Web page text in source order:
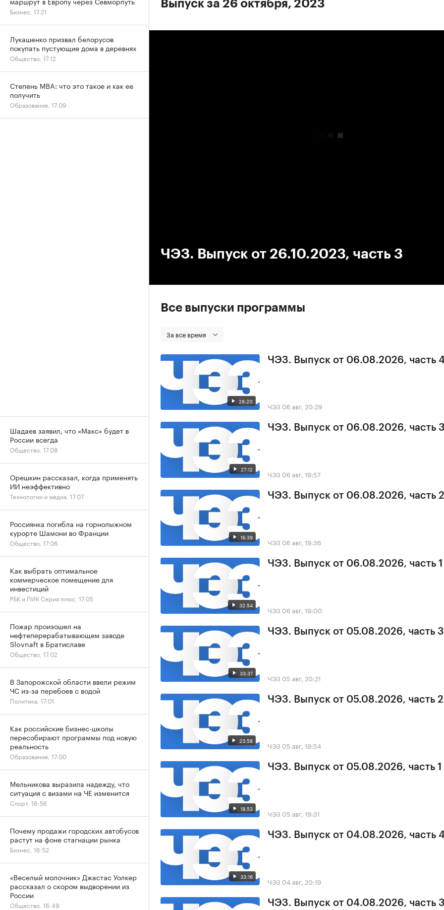
Выпуск за 26 октября, 2023
ЧЭЗ. Выпуск от 26.10.2023, часть 3
Все выпуски программы
За все время
26:20
ЧЭЗ. Выпуск от 06.08.2026, часть
ЧЭЗ 06 авг, 20:29
27:12
ЧЭЗ. Выпуск от 06.08.2026, часть
ЧЭЗ 06 авг, 19:57
16:39
ЧЭЗ. Выпуск от 06.08.2026, часть 2
ЧЭЗ 06 авг, 19:36
32:54
ЧЭЗ. Выпуск от 06.08.2026, часть 1
ЧЭЗ 06 авг, 19:00
33:37
ЧЭЗ. Выпуск от 05.08.2026, часть 3
ЧЭЗ 05 авг, 20:21
23:58
ЧЭЗ. Выпуск от 05.08.2026, часть 2
ЧЭЗ 05 авг, 19:54
18:53
ЧЭЗ. Выпуск от 05.08.2026, часть 1
ЧЭЗ 05 авг, 19:31
33:16
ЧЭЗ. Выпуск от 04.08.2026, часть
ЧЭЗ 04 авг, 20:19
ЧЭЗ. Выпуск от 04.08.2026, часть
Бизнес, 17:21
Лукашенко призвал белорусов
покупать пустующие дома в деревнях
Общество, 17:12
Степень MBA: что это такое и как ее
получить
Образование, 17:09
Шадаев заявил, что «Макс» будет в
России всегда
Общество, 17:08
Орешкин рассказал, когда применять
ИИ неэффективно
Технологии и медиа, 17:07
Россиянка погибла на горнолыжном
курорте Шамони во Франции
Общество, 17:06
Как выбрать оптимальное
коммерческое помещение для
инвестиций
РБК и ПИК Серия плюс, 17:05
Пожар произошел на
нефтеперерабатывающем заводе
Slovnaft в Братиславе
Общество, 17:02
В Запорожской области ввели режим
ЧС из-за перебоев с водой
Политика, 17:01
Как российские бизнес-школы
пересобирают программы под новую
реальность
Образование, 17:00
Мельникова выразила надежду, что
ситуация с визами на ЧЕ изменится
Спорт, 16:56
Почему продажи городских автобусов
растут на фоне стагнации рынка
Бизнес, 16:52
«Веселый молочник» Джастас Уолкер
рассказал о скором выдворении из
России
Общество, 16:49